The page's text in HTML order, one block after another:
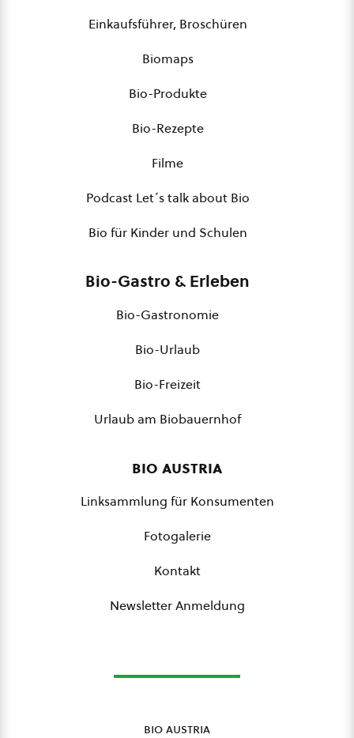
Einkaufsführer, Broschüren
Biomaps
Bio-Produkte
Bio-Rezepte
Filme
Podcast Let´s talk about Bio
Bio für Kinder und Schulen
Bio-Gastro & Erleben
Bio-Gastronomie
Bio-Urlaub
Bio-Freizeit
Urlaub am Biobauernhof
bio austria
Linksammlung für Konsumenten
Fotogalerie
Kontakt
Newsletter Anmeldung
bio austria